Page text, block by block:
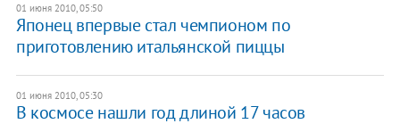
01 июня 2010, 05:50
Японец впервые стал чемпионом по
приготовлению итальянской пиццы
01 июня 2010, 05:30
В космосе нашли год длиной 17 часов